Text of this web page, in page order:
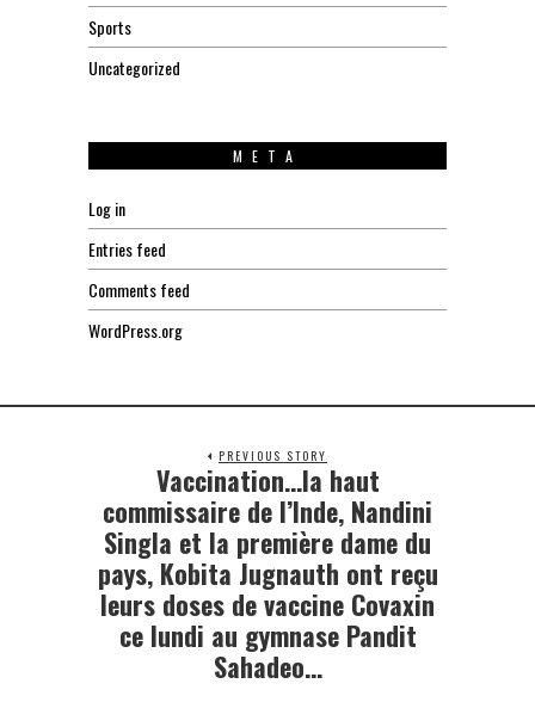
Sports
Uncategorized
META
Log in
Entries feed
Comments feed
WordPress.org
PREVIOUS STORY
Previous
post:
Vaccination…la haut
commissaire de l’Inde, Nandini
Singla et la première dame du
pays, Kobita Jugnauth ont reçu
leurs doses de vaccine Covaxin
ce lundi au gymnase Pandit
Sahadeo…